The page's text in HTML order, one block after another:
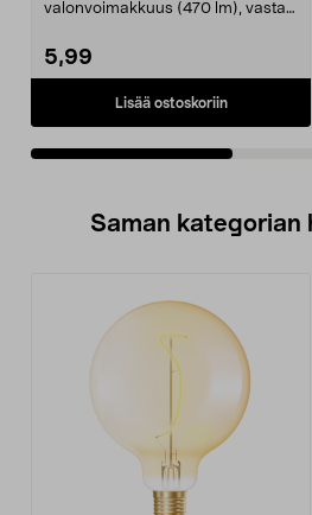
valonvoimakkuus (470 lm), vastaa
5,99
Lisää ostoskoriin
Saman